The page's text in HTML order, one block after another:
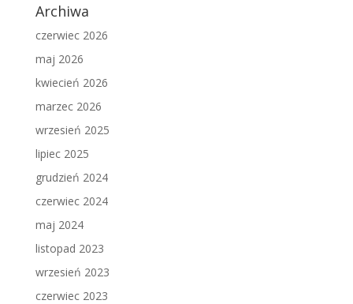
Archiwa
czerwiec 2026
maj 2026
kwiecień 2026
marzec 2026
wrzesień 2025
lipiec 2025
grudzień 2024
czerwiec 2024
maj 2024
listopad 2023
wrzesień 2023
czerwiec 2023